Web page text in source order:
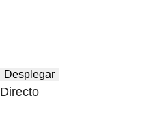
Desplegar
Directo